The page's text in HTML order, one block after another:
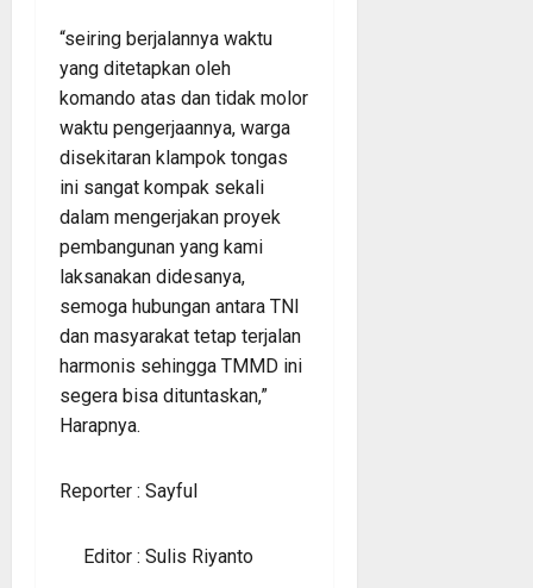
“seiring berjalannya waktu
yang ditetapkan oleh
komando atas dan tidak molor
waktu pengerjaannya, warga
disekitaran klampok tongas
ini sangat kompak sekali
dalam mengerjakan proyek
pembangunan yang kami
laksanakan didesanya,
semoga hubungan antara TNI
dan masyarakat tetap terjalan
harmonis sehingga TMMD ini
segera bisa dituntaskan,”
Harapnya.
Reporter : Sayful
Editor : Sulis Riyanto